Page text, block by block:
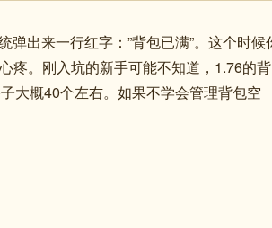
出来一行红字：”背包已满”。这个时候
疼。刚入坑的新手可能不知道，1.76的背
大概40个左右。如果不学会管理背包空